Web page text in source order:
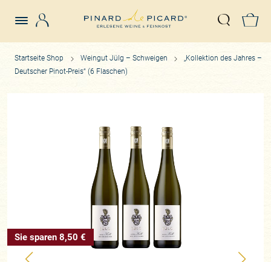
Suche
Startseite Shop Weingut Jülg – Schweigen
„Kollektion des Jahres –
Deutscher Pinot-Preis“ (6 Flaschen)
Sie sparen 8,50 €